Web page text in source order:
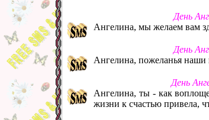
День
Ангелина, мы желаем вам
День
Ангелина, пожеланья наши
День
Ангелина, ты - как
жизни к счастью привела,